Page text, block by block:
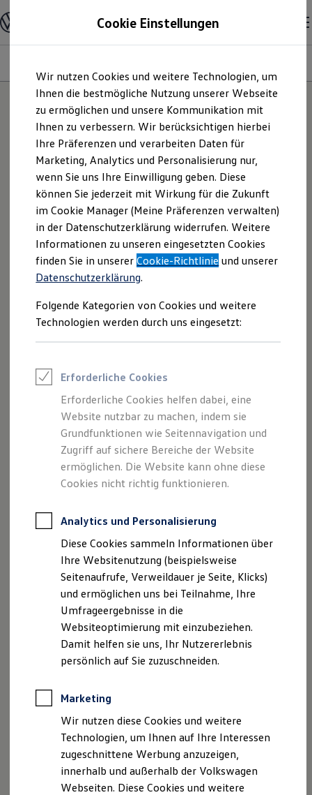
Hauptinhalt
springen
Footer
springen
Modelle und Konfigurator
Konfigurator
Modelle vergleichen
Elektroautos
ENERGY Sondermodelle
Nutzfahrzeuge
SUV und CUV
Familienautos
Kombis
Kompaktwagen
Sportwagen
Schnell verfügbare Fahrzeuge
Angebote und Produkte
Aktuelle Angebote
E-Auto-Förderung
Volkswagen Marktplatz
Die ENERGY Sondermodelle
Junge Gebrauchtwagen und Gebrauchtwagen
Volkswagen Zertifizierte Gebrauchtwagen
Elektromobilität bei Gebrauchtwagen
Saisonangebote
Reifenpakete
Leasing
Leasing-Angebote
Elektroauto Leasing
Kleinwagen-Leasing
Leasing ohne Anzahlung
Finanzierung
Autokredit mit Schlussrate
Versicherungen und Garantien
Kfz-Versicherung
Restschuldversicherungen
Garantien
Professional Class bei Volkswagen
Behörden
Direktkunden
Sonderfahrzeuge
Anpfiff zum Gewinn
Elektromobilität
Elektroautos
ID. Tutorials
Elektrofahrzeugkonzepte
ID. EVERY1
Reichweite
Rekuperation
Laden unterwegs
Laden Zuhause
Ladestationen finden
Ladezeitensimulator
Batterie
Sicherheit
25Modelle
NEU: KI TESTEN
Entdecken Sie Modelle, die perfekt zu
Ihnen passen.
Der Polo
Ab 20.380,00 € inkl. MwSt.
Der neue ID. Polo
Ab 24.995,00 € inkl. MwSt.
Begeistert. Der neue
vollelektrische ID. Cross Trend
Cookie Einstellungen
Wir nutzen Cookies und weitere Technologien, um
Ihnen die bestmögliche Nutzung unserer Webseite
zu ermöglichen und unsere Kommunikation mit
Ihnen zu verbessern. Wir berücksichtigen hierbei
Ihre Präferenzen und verarbeiten Daten für
Marketing, Analytics und Personalisierung nur,
wenn Sie uns Ihre Einwilligung geben. Diese
können Sie jederzeit mit Wirkung für die Zukunft
im Cookie Manager (Meine Präferenzen verwalten)
in der Datenschutzerklärung widerrufen. Weitere
Informationen zu unseren eingesetzten Cookies
finden Sie in unsererCookie-Richtlinie und unserer
Datenschutzerklärung.
Folgende Kategorien von Cookies und weitere
Technologien werden durch uns eingesetzt:
Erforderliche Cookies
Erforderliche Cookies helfen dabei, eine
Website nutzbar zu machen, indem sie
Grundfunktionen wie Seitennavigation und
Zugriff auf sichere Bereiche der Website
ermöglichen. Die Website kann ohne diese
Cookies nicht richtig funktionieren.
Analytics und Personalisierung
Diese Cookies sammeln Informationen über
Ihre Websitenutzung (beispielsweise
Seitenaufrufe, Verweildauer je Seite, Klicks)
und ermöglichen uns bei Teilnahme, Ihre
Umfrageergebnisse in die
Websiteoptimierung mit einzubeziehen.
Damit helfen sie uns, Ihr Nutzererlebnis
persönlich auf Sie zuzuschneiden.
Marketing
Wir nutzen diese Cookies und weitere
Technologien, um Ihnen auf Ihre Interessen
zugeschnittene Werbung anzuzeigen,
innerhalb und außerhalb der Volkswagen
Webseiten. Diese Cookies und weitere